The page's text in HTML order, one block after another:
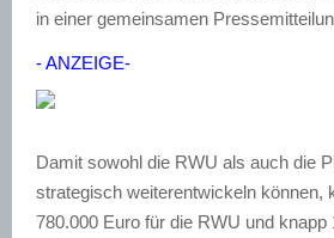
in einer gemeinsamen
- ANZEIGE-
Damit sowohl die RWU als auch die
strategisch weiterentwickeln können,
780.000 Euro für die RWU und knapp